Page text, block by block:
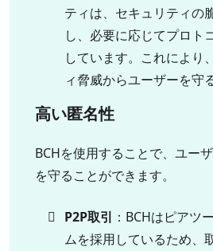
ティは、セキュリティの
し、必要に応じてプロト
しています。これにより
ィ脅威からユーザーを守
高い匿名性
BCHを使用することで、ユー
を守ることができます。
P2P取引 ：BCHはピアツ
ムを採用しているため、